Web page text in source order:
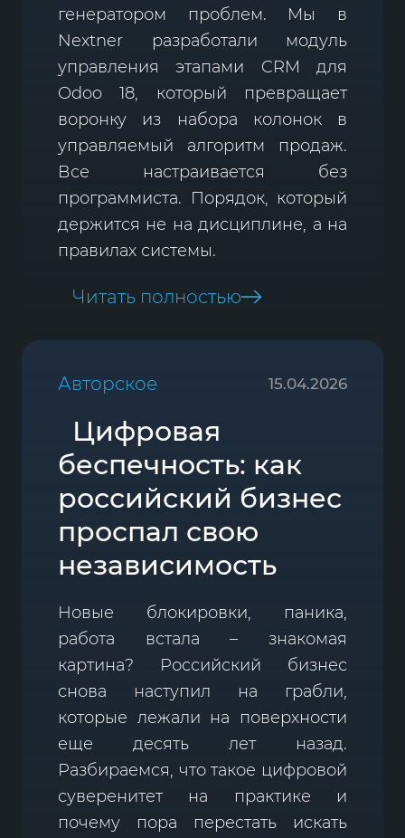
генератором проблем. Мы в
Nextner разработали модуль
управления этапами CRM для
Odoo 18, который превращает
воронку из набора колонок в
управляемый алгоритм продаж.
Все настраивается без
программиста. Порядок, который
держится не на дисциплине, а на
правилах системы.
Читать полностью
Авторское 15.04.2026
Цифровая
беспечность: как
российский бизнес
проспал свою
независимость
Новые блокировки, паника,
работа встала – знакомая
картина? Российский бизнес
снова наступил на грабли,
которые лежали на поверхности
еще десять лет назад.
Разбираемся, что такое цифровой
суверенитет на практике и
почему пора перестать искать